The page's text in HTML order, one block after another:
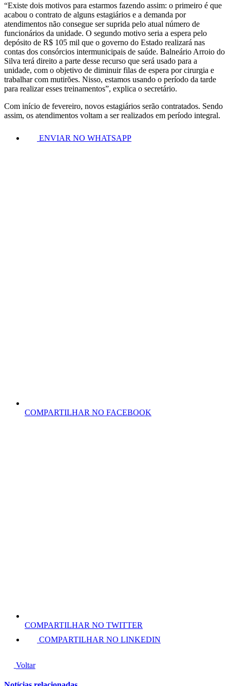
“Existe dois motivos para estarmos fazendo assim: o primeiro é que
acabou o contrato de alguns estagiários e a demanda por
atendimentos não consegue ser suprida pelo atual número de
funcionários da unidade. O segundo motivo seria a espera pelo
depósito de R$ 105 mil que o governo do Estado realizará nas
contas dos consórcios intermunicipais de saúde. Balneário Arroio do
Silva terá direito a parte desse recurso que será usado para a
unidade, com o objetivo de diminuir filas de espera por cirurgia e
trabalhar com mutirões. Nisso, estamos usando o período da tarde
para realizar esses treinamentos”, explica o secretário.
Com início de fevereiro, novos estagiários serão contratados. Sendo
assim, os atendimentos voltam a ser realizados em período integral.
ENVIAR NO WHATSAPP
COMPARTILHAR NO FACEBOOK
COMPARTILHAR NO TWITTER
COMPARTILHAR NO LINKEDIN
Voltar